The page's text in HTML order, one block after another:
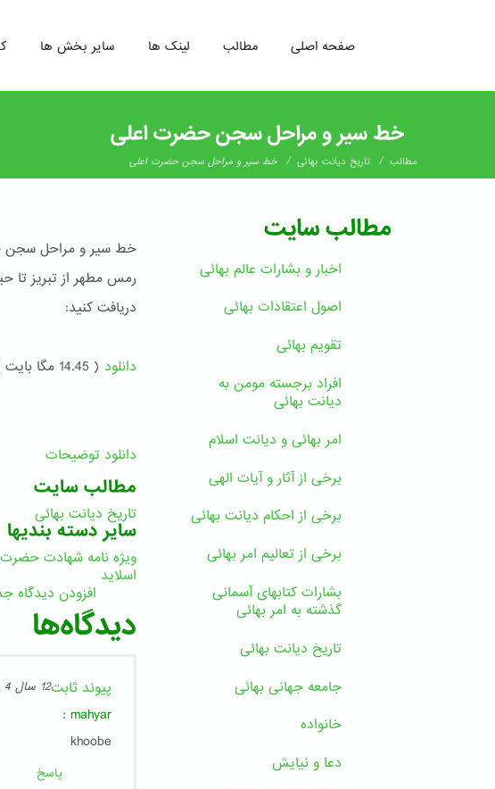
رفتن
سایر بخش ها لینک ها مطالب صفحه اصلی
خط سیر و مراحل سجن حضرت اعلی
مطالب / تاریخ دیانت بهائی / خط سیر و مراحل سجن حضرت اعلی
خط سیر و مراحل سجن
رمس مطهر از تبریز تا
دریافت کنید:
دانلود ( 14.45 مگا بایت )
دانلود توضیحات
مطالب سایت
تاریخ دیانت بهائی
سایر دسته بندیها
ویژه نامه شهادت
اسلاید
افزودن دیدگاه
دیدگاه‌ها
پیوند ثابت12 سال 4 هفته پیش
mahyar
:
khoobe
پاسخ
مطالب سایت
اخبار و بشارات عالم بهائى
اصول اعتقادات بهائی
تقویم بهائی
افراد برجسته مومن به
دیانت بهائی
امر بهائی و دیانت اسلام
برخی از آثار و آیات الهی
برخی از احکام دیانت بهائی
برخی از تعالیم امر بهائی
بشارات کتابهای آسمانی
گذشته به امر بهائی
تاریخ دیانت بهائی
جامعه جهانی بهائی
خانواده
دعا و نیایش